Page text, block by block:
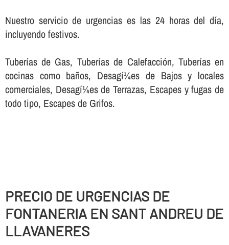
Nuestro servicio de urgencias es las 24 horas del dí­a,
incluyendo festivos.
Tuberí­as de Gas, Tuberí­as de Calefacción, Tuberí­as en
cocinas como baños, Desagí¼es de Bajos y locales
comerciales, Desagí¼es de Terrazas, Escapes y fugas de
todo tipo, Escapes de Grifos.
PRECIO DE URGENCIAS DE
FONTANERIA EN SANT ANDREU DE
LLAVANERES